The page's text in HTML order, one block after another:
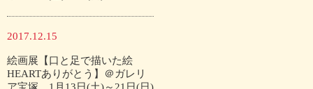
2017.12.15
絵画展【口と足で描いた絵
HEARTありがとう】＠ガレリ